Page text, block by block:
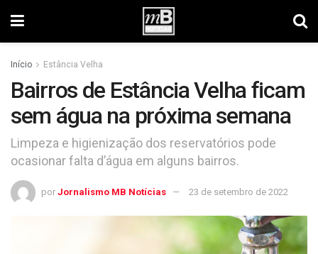
Início Estância Velha
Bairros de Estância Velha ficam
sem água na próxima semana
Limpeza e higienização dos reservatórios pode
ocasionar falta d’água em alguns bairros.
por Jornalismo MB Notícias 23 de setembro de 2022